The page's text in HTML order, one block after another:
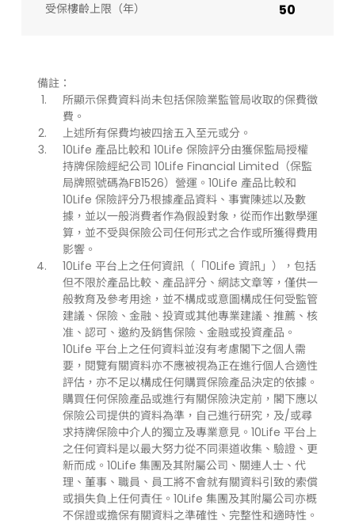
受保樓齡上限（年）​ 50
備註：
所顯示保費資料尚未包括保險業監管局收取的保費徵
費。
上述所有保費均被四捨五入至元或分。
10Life 產品比較和 10Life 保險評分由獲保監局授權
持牌保險經紀公司 10Life Financial Limited（保監
局牌照號碼為FB1526）營運。10Life 產品比較和
10Life 保險評分乃根據產品資料、事實陳述以及數
據，並以一般消費者作為假設對象，從而作出數學運
算，並不受與保險公司任何形式之合作或所獲得費用
影響。
10Life 平台上之任何資訊（「10Life 資訊」），包括
但不限於產品比較、產品評分、網誌文章等，僅供一
般教育及參考用途，並不構成或意圖構成任何受監管
建議、保險、金融、投資或其他專業建議、推薦、核
准、認可、邀約及銷售保險、金融或投資產品。
10Life 平台上之任何資料並沒有考慮閣下之個人需
要，閱覽有關資料亦不應被視為正在進行個人合適性
評估，亦不足以構成任何購買保險產品決定的依據。
購買任何保險產品或進行有關保險決定前，閣下應以
保險公司提供的資料為準，自己進行研究，及/或尋
求持牌保險中介人的獨立及專業意見。10Life 平台上
之任何資料是以最大努力從不同渠道收集、驗證、更
新而成。10Life 集團及其附屬公司、關連人士、代
理、董事、職員、員工將不會就有關資料引致的索償
或損失負上任何責任。10Life 集團及其附屬公司亦概
不保證或擔保有關資料之準確性、完整性和適時性。